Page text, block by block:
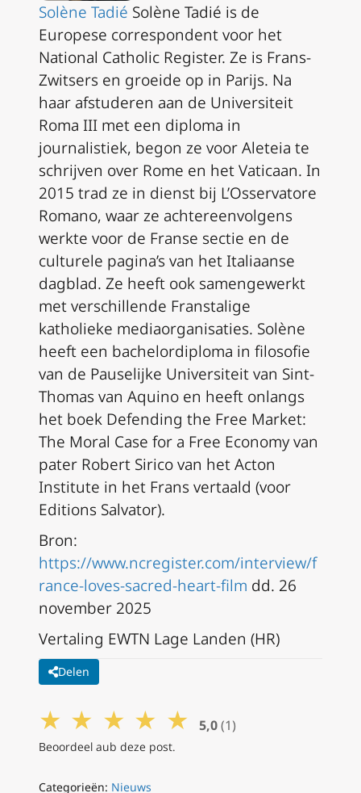
Solène Tadié Solène Tadié is de
Europese correspondent voor het
National Catholic Register. Ze is Frans-
Zwitsers en groeide op in Parijs. Na
haar afstuderen aan de Universiteit
Roma III met een diploma in
journalistiek, begon ze voorAleteia te
schrijven over Rome en het Vaticaan. In
2015 trad ze in dienst bij L’Osservatore
Romano, waar ze achtereenvolgens
werkte voor de Franse sectie en de
culturele pagina’s van het Italiaanse
dagblad. Ze heeft ook samengewerkt
met verschillende Franstalige
katholieke mediaorganisaties. Solène
heeft een bachelordiploma in filosofie
van de Pauselijke Universiteit van Sint-
Thomas van Aquino en heeft onlangs
het boek Defending the Free Market:
The Moral Case for a Free Economyvan
pater Robert Sirico van het Acton
Institute in het Frans vertaald (voor
Editions Salvator).
Bron:
https://www.ncregister.com/interview/f
rance-loves-sacred-heart-film dd. 26
november 2025
Vertaling EWTN Lage Landen (HR)
Delen
★ ★ ★ ★ ★ 5,0 (1)
Beoordeel aub deze post.
Categorieën: Nieuws